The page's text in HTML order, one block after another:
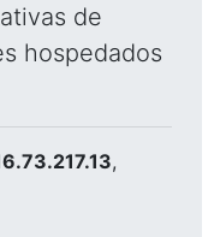
de
hospedados
,